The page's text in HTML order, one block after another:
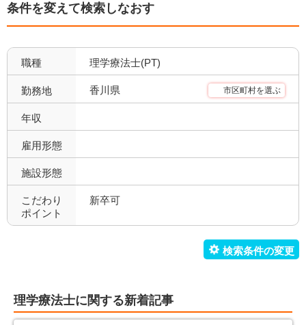
年間休日120日以上 17
福利厚生充実 233 社会保険完備 153
昇給あり 退職金あり
寮あり 21
試用期間有
職場環境充実 237
78
車通勤可 229 転居のサポート充実
条件を変えて検索しなおす
職種 理学療法士(PT)
勤務地 香川県 市区町村を選ぶ
年収
雇用形態
施設形態
こだわり
ポイント
新卒可
理学療法士に関する新着記事